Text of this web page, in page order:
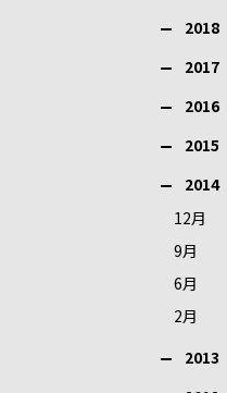
2018
2017
2016
2015
2014
12月
9月
6月
2月
2013